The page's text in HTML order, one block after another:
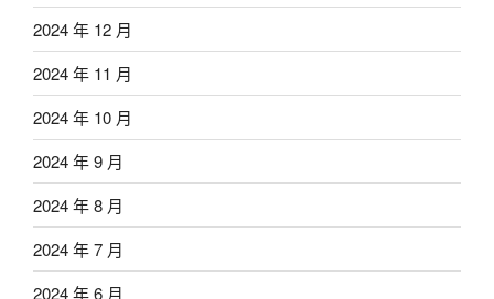
2024 年 12 月
2024 年 11 月
2024 年 10 月
2024 年 9 月
2024 年 8 月
2024 年 7 月
2024 年 6 月